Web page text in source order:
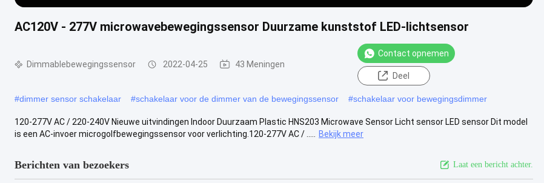
Time
AC120V - 277V microwavebewegingssensor Duurzame kunststof LED-lichtsensor
Dimmablebewegingssensor 2022-04-25 43 Meningen
Contact opnemen
Deel
#dimmer sensor schakelaar #schakelaar voor de dimmer van de bewegingssensor #schakelaar voor bewegingsdimmer
120-277V AC / 220-240V Nieuwe uitvindingen Indoor Duurzaam Plastic HNS203 Microwave Sensor Licht sensor LED sensor Dit model
is een AC-invoer microgolfbewegingssensor voor verlichting.120-277V AC / .....
Bekijk meer
Berichten van bezoekers Laat een bericht achter.